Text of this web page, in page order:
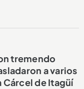
tremendo
a varios
Cárcel de Itagüí